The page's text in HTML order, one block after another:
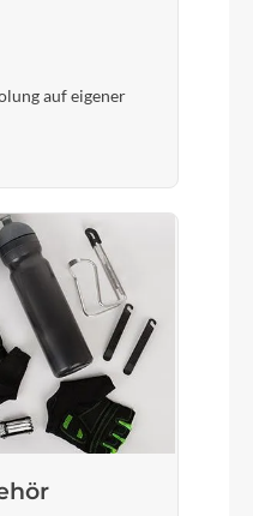
160
Sweep-Adjust RAIL
E-Bike Optimized,
100mm)
LED Remote
Lever, Internal
auf eigener